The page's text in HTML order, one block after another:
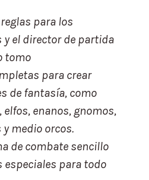
para los
y el director de partida
tomo
para crear
de fantasía, como
elfos, enanos, gnomos,
medio orcos.
de combate sencillo
especiales para todo